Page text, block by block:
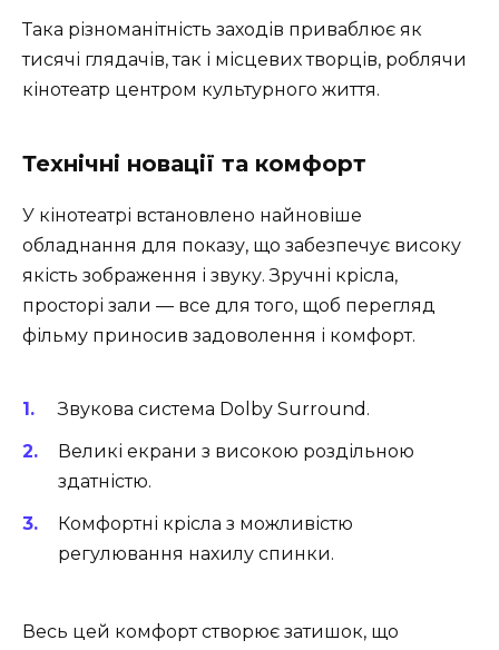
Така різноманітність заходів приваблює як
тисячі глядачів, так і місцевих творців, роблячи
кінотеатр центром культурного життя.
Технічні новації та комфорт
У кінотеатрі встановлено найновіше
обладнання для показу, що забезпечує високу
якість зображення і звуку. Зручні крісла,
просторі зали — все для того, щоб перегляд
фільму приносив задоволення і комфорт.
Звукова система Dolby Surround.
Великі екрани з високою роздільною
здатністю.
Комфортні крісла з можливістю
регулювання нахилу спинки.
Весь цей комфорт створює затишок, що